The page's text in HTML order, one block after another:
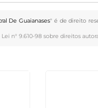
De Guaianases" é de direito
Lei n° 9.610-98 sobre direitos